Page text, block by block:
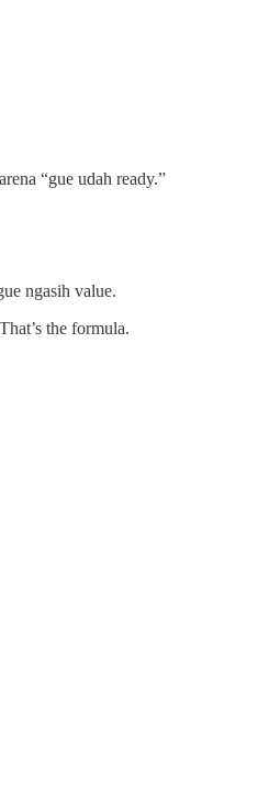
“gue udah ready.”
ngasih value.
the formula.